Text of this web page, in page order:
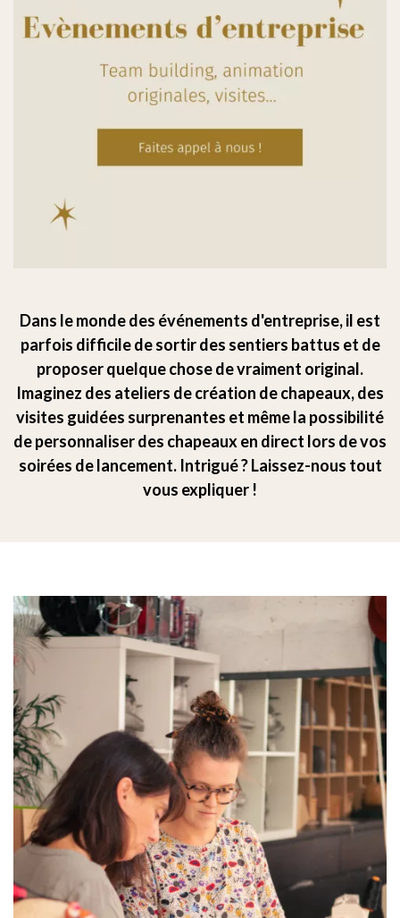
Dans le monde des événements d'entreprise, il est
parfois difficile de sortir des sentiers battus et de
proposer quelque chose de vraiment original.
Imaginez des ateliers de création de chapeaux, des
visites guidées surprenantes et même la possibilité
de personnaliser des chapeaux en direct lors de vos
soirées de lancement. Intrigué ? Laissez-nous tout
vous expliquer !